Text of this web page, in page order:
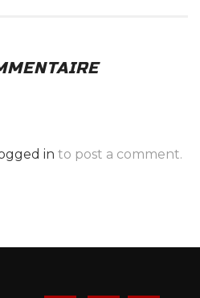
in to post a comment.